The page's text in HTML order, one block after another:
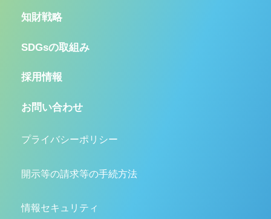
知財戦略
SDGsの取組み
採用情報
お問い合わせ
プライバシーポリシー
開示等の請求等の手続方法
情報セキュリティ